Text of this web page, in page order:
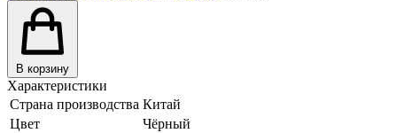
В корзину
Характеристики
Страна производства Китай
Цвет
Чёрный